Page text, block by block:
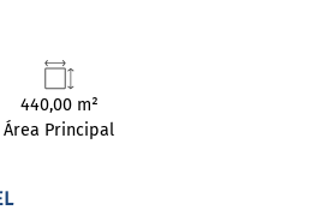
440,00 m²
Área Principal